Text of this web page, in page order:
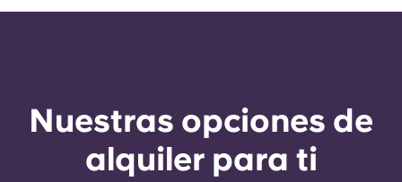
Nuestras opciones de
alquiler para ti